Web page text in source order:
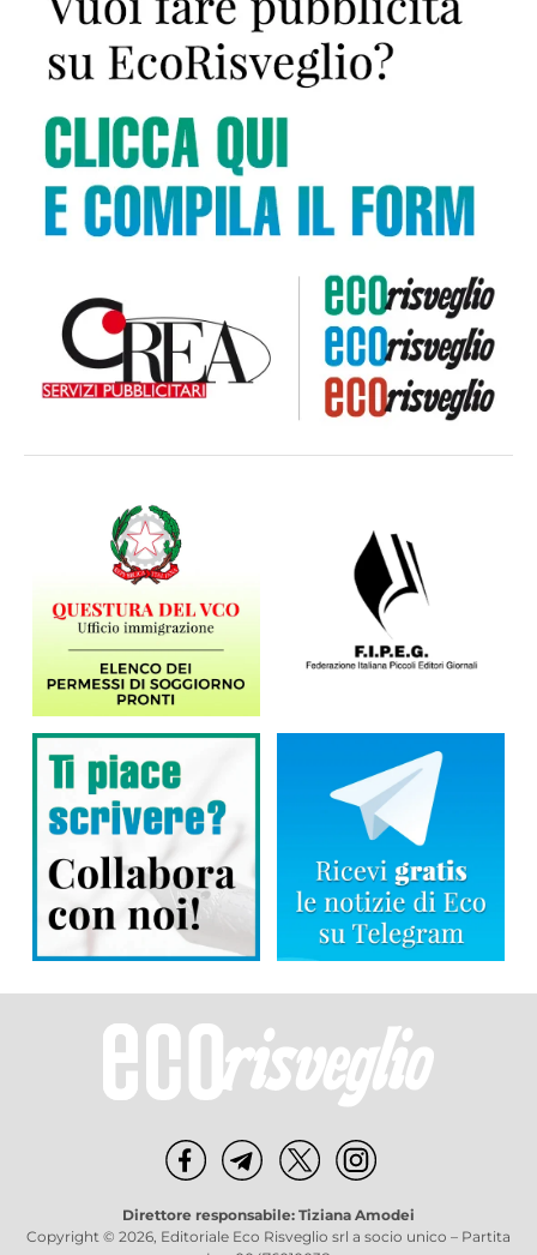
Direttore responsabile: Tiziana Amodei
Copyright © 2026, Editoriale Eco Risveglio srl a socio unico – Partita